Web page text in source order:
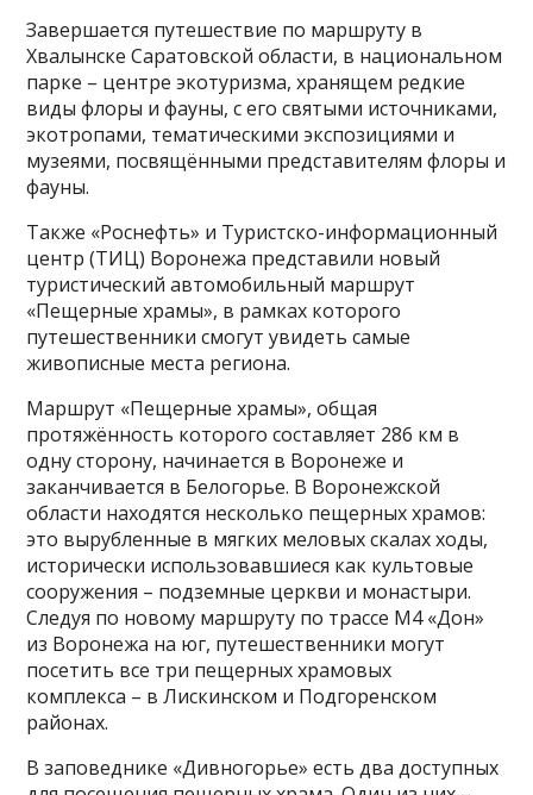
Завершается путешествие по маршруту в
Хвалынске Саратовской области, в национальном
парке – центре экотуризма, хранящем редкие
виды флоры и фауны, с его святыми источниками,
экотропами, тематическими экспозициями и
музеями, посвящёнными представителям флоры и
фауны.
Также «Роснефть» и Туристско-информационный
центр (ТИЦ) Воронежа представили новый
туристический автомобильный маршрут
«Пещерные храмы», в рамках которого
путешественники смогут увидеть самые
живописные места региона.
Маршрут «Пещерные храмы», общая
протяжённость которого составляет 286 км в
одну сторону, начинается в Воронеже и
заканчивается в Белогорье. В Воронежской
области находятся несколько пещерных храмов:
это вырубленные в мягких меловых скалах ходы,
исторически использовавшиеся как культовые
сооружения – подземные церкви и монастыри.
Следуя по новому маршруту по трассе М4 «Дон»
из Воронежа на юг, путешественники могут
посетить все три пещерных храмовых
комплекса – в Лискинском и Подгоренском
районах.
В заповеднике «Дивногорье» есть два доступных